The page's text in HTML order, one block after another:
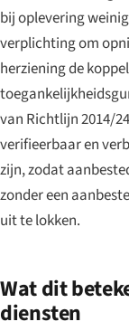
bij oplevering
verplichting om
herziening de
van Richtlijn 2014/
verifieerbaar en
zijn, zodat
zonder een
uit te lokken.
Wat dit
diensten